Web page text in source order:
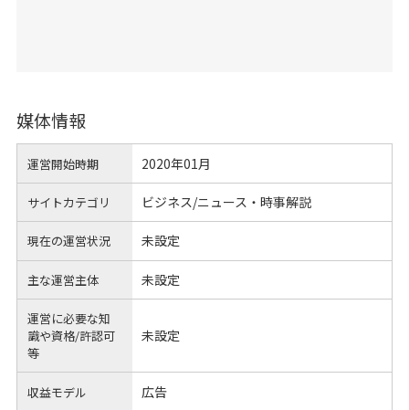
媒体情報
運営開始時期 2020年01月
サイトカテゴリ ビジネス/ニュース・時事解説
現在の運営状況 未設定
主な運営主体 未設定
運営に必要な知
識や資格/許認可
等
未設定
収益モデル 広告